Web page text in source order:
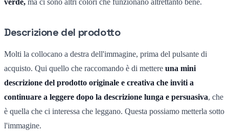
Descrizione del prodotto
Molti la collocano a destra dell'immagine, prima del pulsante di
acquisto. Qui quello che raccomando è di mettere una mini
descrizione del prodotto originale e creativa che inviti a
continuare a leggere dopo la descrizione lunga e persuasiva, che
è quella che ci interessa che leggano. Questa possiamo metterla sotto
l'immagine.